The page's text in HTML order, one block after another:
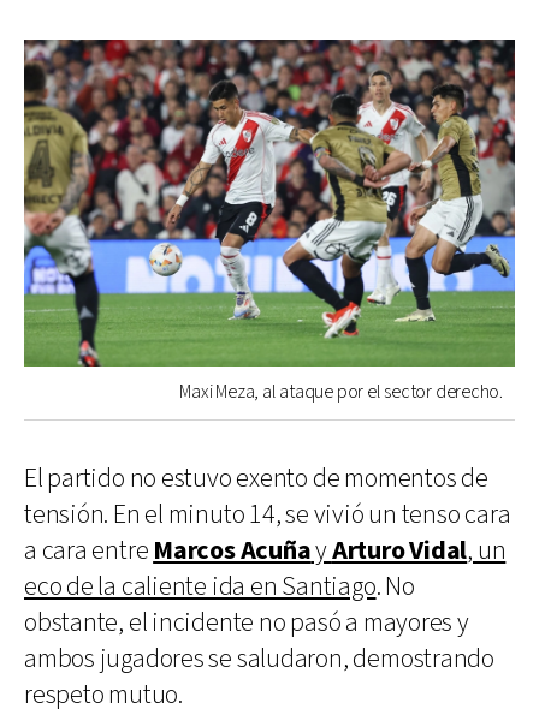
Maxi Meza, al ataque por el sector derecho.
El partido no estuvo exento de momentos de
tensión. En el minuto 14, se vivió un tenso cara
a cara entre Marcos AcuñayArturo Vidal, un
eco de la caliente ida en Santiago. No
obstante, el incidente no pasó a mayores y
ambos jugadores se saludaron, demostrando
respeto mutuo.